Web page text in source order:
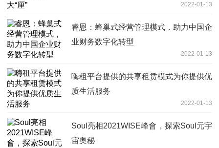
2022-01-13
睿恩：蜂巢式经营管理模式，助力中国企
业财务数字化转型
2022-01-13
嗨租平台提供的共享租赁模式为你提供优
质生活服务
2022-01-13
Soul亮相2021WISE峰會，探索Soul元宇
宙奧秘